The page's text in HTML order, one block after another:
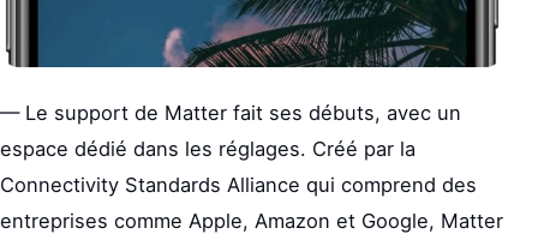
— Le support de Matter fait ses débuts, avec un
espace dédié dans les réglages. Créé par la
Connectivity Standards Alliance qui comprend des
entreprises comme Apple, Amazon et Google, Matter